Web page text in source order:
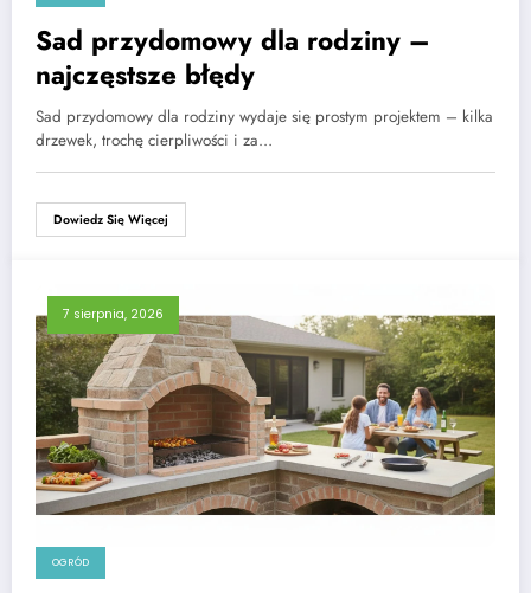
Sad przydomowy dla rodziny –
najczęstsze błędy
Sad przydomowy dla rodziny wydaje się prostym projektem – kilka
drzewek, trochę cierpliwości i za…
Dowiedz Się Więcej
7 sierpnia, 2026
OGRÓD